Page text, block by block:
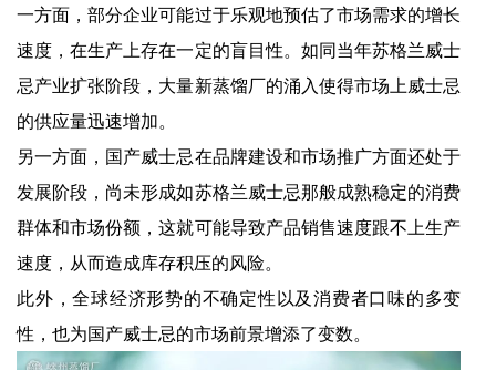
一方面，部分企业可能过于乐观地预估了市场需求的增长
速度，在生产上存在一定的盲目性。如同当年苏格兰威士
忌产业扩张阶段，大量新蒸馏厂的涌入使得市场上威士忌
的供应量迅速增加。
另一方面，国产威士忌在品牌建设和市场推广方面还处于
发展阶段，尚未形成如苏格兰威士忌那般成熟稳定的消费
群体和市场份额，这就可能导致产品销售速度跟不上生产
速度，从而造成库存积压的风险。
此外，全球经济形势的不确定性以及消费者口味的多变
性，也为国产威士忌的市场前景增添了变数。